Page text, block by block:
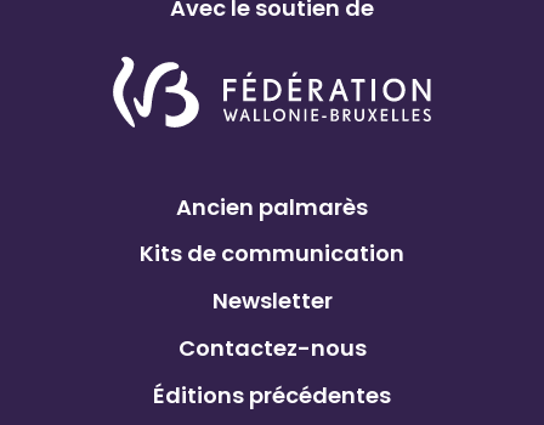
Avec le soutien de
Ancien palmarès
Kits de communication
Newsletter
Contactez-nous
Éditions précédentes